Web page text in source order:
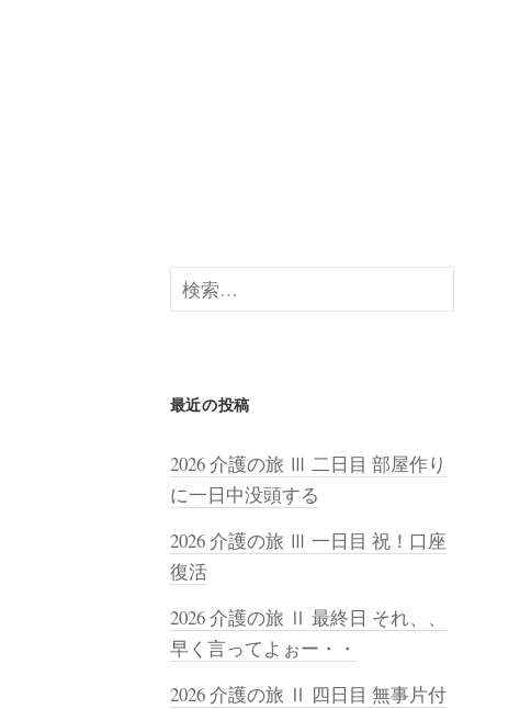
検
索:
最近の投稿
2026 介護の旅 Ⅲ 二日目 部屋作り
に一日中没頭する
2026 介護の旅 Ⅲ 一日目 祝！口座
復活
2026 介護の旅 Ⅱ 最終日 それ、、
早く言ってよぉー・・
2026 介護の旅 Ⅱ 四日目 無事片付